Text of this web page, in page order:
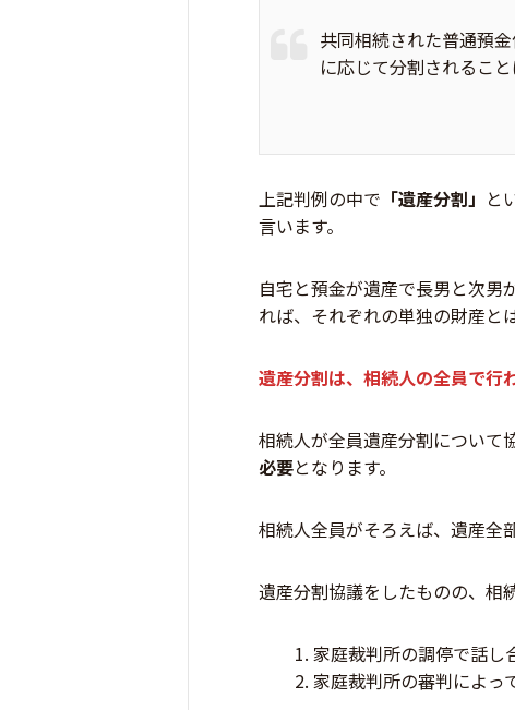
共同相続された普通預
に応じて分割されるこ
上記判例の中で 「遺産分割」 と
言います。
自宅と預金が遺産で長男と次男
れば、それぞれの単独の財産と
遺産分割は、相続人の全員で行
相続人が全員遺産分割について
必要となります。
相続人全員がそろえば、遺産全
遺産分割協議をしたものの、相
家庭裁判所の調停で話し
家庭裁判所の審判によっ